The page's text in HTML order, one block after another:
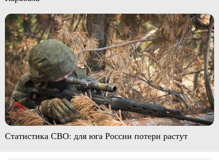
Статистика СВО: для юга России потери растут